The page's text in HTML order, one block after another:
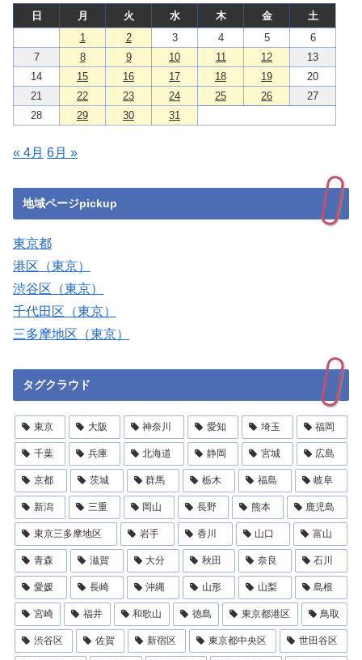
日 月 火 水 木 金
土
1
2 3 4 5
6
7
8 9 10 11 12
13
14
15 16 17 18 19
20
21
22 23 24 25 26
27
28
29 30 31
« 4月 6月 »
地域ページpickup
東京都
港区（東京）
渋谷区（東京）
千代田区（東京）
三多摩地区（東京）
タグクラウド
東京 大阪 神奈川 愛知 埼玉 福岡
千葉 兵庫 北海道 静岡 宮城 広島
京都 茨城 群馬 栃木 福島 岐阜
新潟 三重 岡山 長野 熊本 鹿児島
東京三多摩地区 岩手 香川 山口 富山
青森 滋賀 大分 秋田 奈良 石川
愛媛 長崎 沖縄 山形 山梨 島根
宮崎 福井 和歌山 徳島 東京都港区 鳥取
渋谷区 佐賀 新宿区 東京都中央区 世田谷区